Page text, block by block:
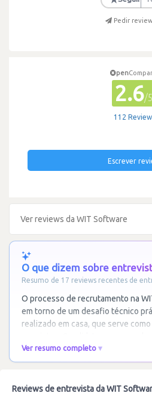
Pedir
pen
2.6/5
112
Escrever
Ver reviews da WIT Software
O que dizem sobre
Resumo de 17 reviews recentes de
O processo de recrutamento na
em torno de um desafio técnico
realizado em casa, que serve
Ver resumo completo
Reviews de entrevista da WIT